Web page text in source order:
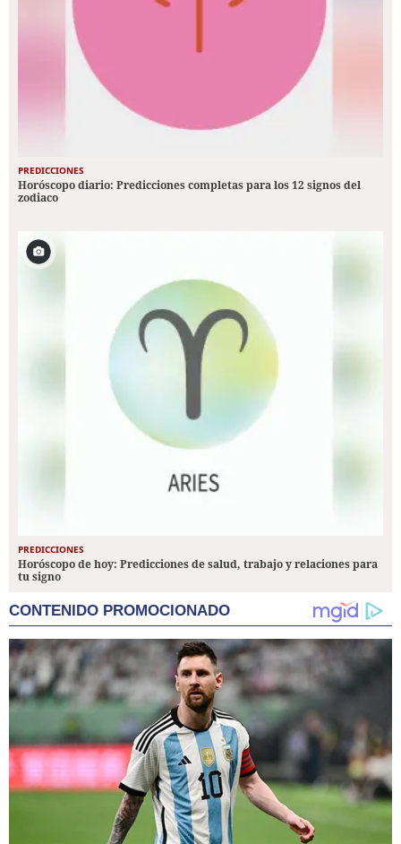
PREDICCIONES
Horóscopo diario: Predicciones completas para los 12 signos del
zodiaco
PREDICCIONES
Horóscopo de hoy: Predicciones de salud, trabajo y relaciones para
tu signo
CONTENIDO PROMOCIONADO